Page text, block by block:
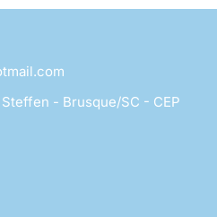
- Brusque/SC - CEP